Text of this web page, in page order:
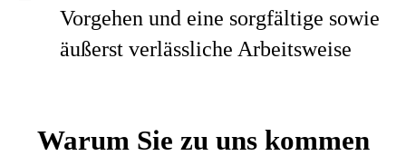
Vorgehen und eine sorgfältige sowie
äußerst verlässliche Arbeitsweise
Warum Sie zu uns kommen